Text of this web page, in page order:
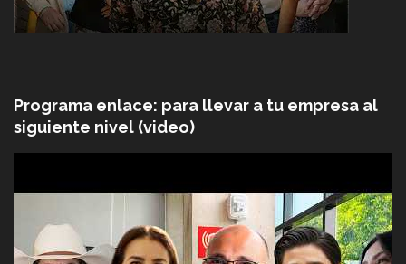
Programa enlace: para llevar a tu empresa al
siguiente nivel (video)